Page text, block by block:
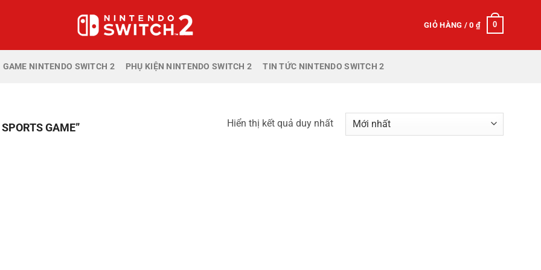
GIỎ HÀNG /0 ₫ 0
GAME NINTENDO SWITCH 2 PHỤ KIỆN NINTENDO SWITCH 2 TIN TỨC NINTENDO SWITCH 2
GAME” Hiển thị kết quả duy nhất